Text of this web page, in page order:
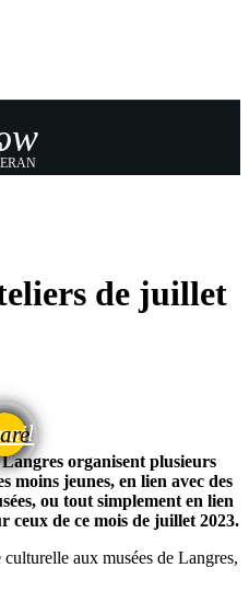
de juillet
organisent plusieurs
moins jeunes, en lien avec des
ou tout simplement en lien
ceux de ce mois de juillet 2023.
aux musées de Langres,